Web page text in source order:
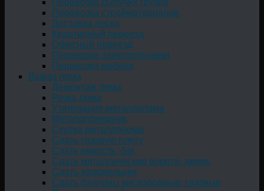
Перевозка сыпучих грузов
Перевозка стройматериалов
Доставка песка
Квартирный переезд
Офисный переезд
Перевозка электротехники
Перевозка мебели
Вывоз лома
Демонтаж лома
Резка лома
Утилизация металлолома
Металоприемник
Скупка металлолома
Сдать газовую плиту
Сдать емкость, бак
Cдать металлические ворота, дверь
Сдать холодильник
Сдать баллоны кислородные, газовые